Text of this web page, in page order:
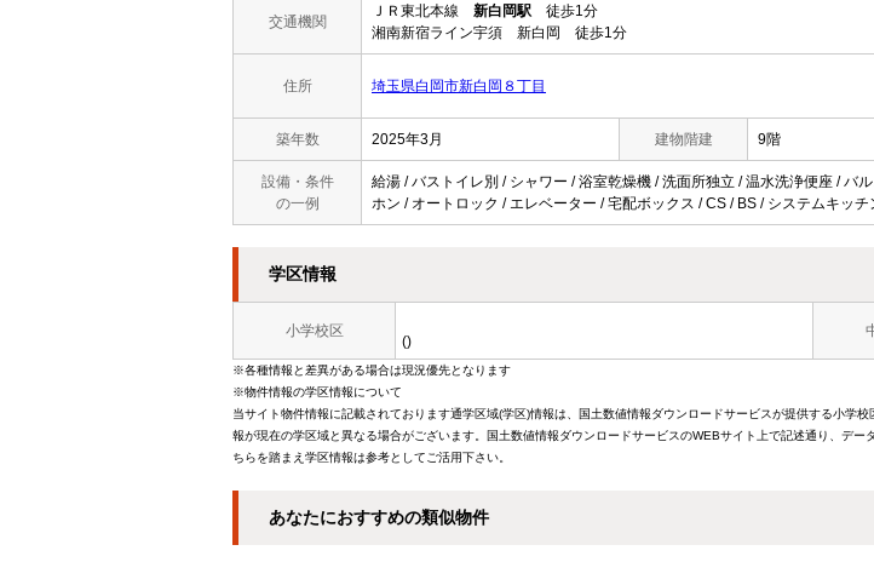
交通機関
ＪＲ東北本線 新白岡駅 徒歩1分
湘南新宿ライン宇須 新白岡 徒歩1分
住所 埼玉県白岡市新白岡８丁目
築年数 2025年3月 建物階建 9階
設備・条件
の一例
給湯 / バストイレ別 / シャワー / 浴室乾燥機 / 洗面所独立 / 温水洗浄便座 / バ
ホン / オートロック / エレベーター / 宅配ボックス / CS / BS / システムキッ
学区情報
小学校区
()
※各種情報と差異がある場合は現況優先となります
※物件情報の学区情報について
当サイト物件情報に記載されております通学区域(学区)情報は、国土数値情報ダウンロードサービスが提供する小
報が現在の学区域と異なる場合がございます。国土数値情報ダウンロードサービスのWEBサイト上で記述通り、デ
ちらを踏まえ学区情報は参考としてご活用下さい。
あなたにおすすめの類似物件